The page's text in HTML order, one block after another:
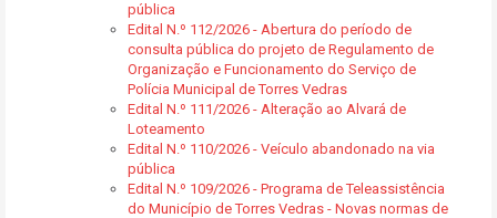
pública
Edital N.º 112/2026 - Abertura do período de
consulta pública do projeto de Regulamento de
Organização e Funcionamento do Serviço de
Polícia Municipal de Torres Vedras
Edital N.º 111/2026 - Alteração ao Alvará de
Loteamento
Edital N.º 110/2026 - Veículo abandonado na via
pública
Edital N.º 109/2026 - Programa de Teleassistência
do Município de Torres Vedras - Novas normas de